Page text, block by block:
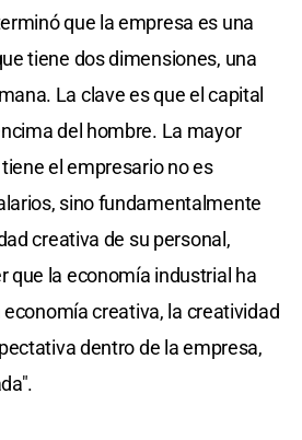
que la empresa es una
tiene dos dimensiones, una
La clave es que el capital
del hombre. La mayor
el empresario no es
sino fundamentalmente
creativa de su personal,
que la economía industrial ha
creativa, la creatividad
dentro de la empresa,